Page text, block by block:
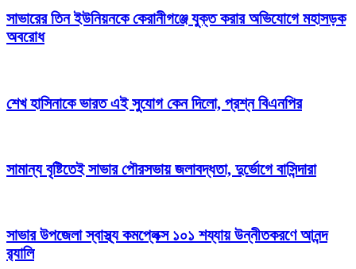
সাভারের তিন ইউনিয়নকে কেরানীগঞ্জে যুক্ত করার অভিযোগে মহাসড়ক
অবরোধ
শেখ হাসিনাকে ভারত এই সুযোগ কেন দিলো, প্রশ্ন বিএনপির
সামান্য বৃষ্টিতেই সাভার পৌরসভায় জলাবদ্ধতা, দুর্ভোগে বাসিন্দারা
সাভার উপজেলা স্বাস্থ্য কমপ্লেক্স ১০১ শয্যায় উন্নীতকরণে আনন্দ
র‍্যালি